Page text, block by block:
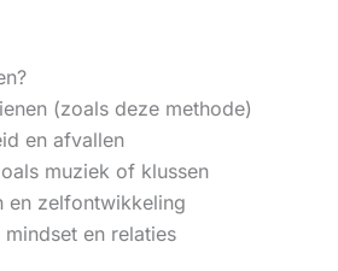
(zoals deze methode)
en afvallen
muziek of klussen
en zelfontwikkeling
en relaties